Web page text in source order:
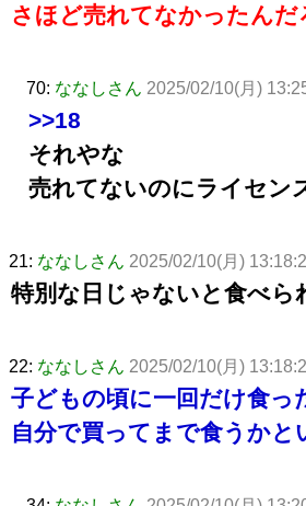
さほど売れてなかったんだ
70: ななしさん 2025/02/10(月)
>>18
それやな
売れてないのにライセン
21: ななしさん 2025/02/10(月)
特別な日じゃないと食べ
22: ななしさん 2025/02/10(月)
子どもの頃に一回だけ食っ
自分で買ってまで食うか